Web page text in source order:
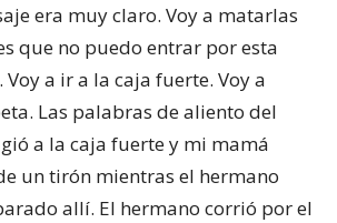
era muy claro. Voy a matarlas
que no puedo entrar por esta
a ir a la caja fuerte. Voy a
Las palabras de aliento del
a la caja fuerte y mi mamá
un tirón mientras el hermano
allí. El hermano corrió por el